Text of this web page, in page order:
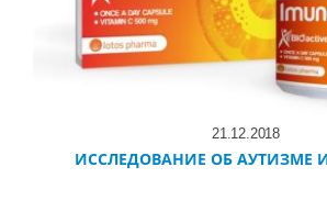
21.12.2018
ИССЛЕДОВАНИЕ ОБ АУТИЗМЕ